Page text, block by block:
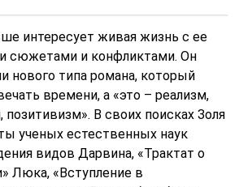
интересует живая жизнь с ее
и конфликтами. Он
нового типа романа, который
времени, а «это – реализм,
позитивизм». В своих поисках Золя
ученых естественных наук
видов Дарвина, «Трактат о
Люка, «Вступление в